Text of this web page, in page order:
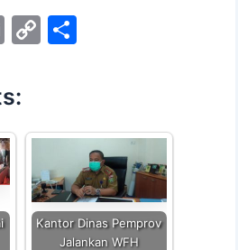
E
ai
l
C
Li
n
k
S
Kantor Dinas Pemprov
Jalankan WFH